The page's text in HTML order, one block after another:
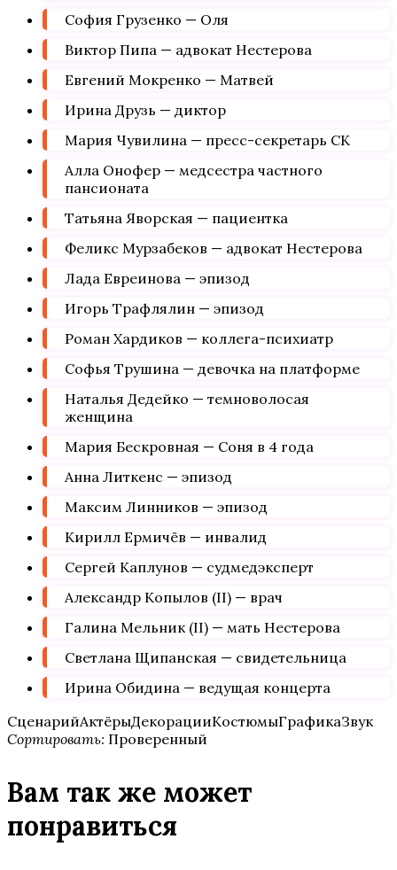
София Грузенко — Оля
Виктор Пипа — адвокат Нестерова
Евгений Мокренко — Матвей
Ирина Друзь — диктор
Мария Чувилина — пресс-секретарь СК
Алла Онофер — медсестра частного
пансионата
Татьяна Яворская — пациентка
Феликс Мурзабеков — адвокат Нестерова
Лада Евреинова — эпизод
Игорь Трафлялин — эпизод
Роман Хардиков — коллега-психиатр
Софья Трушина — девочка на платформе
Наталья Дедейко — темноволосая
женщина
Мария Бескровная — Соня в 4 года
Анна Литкенс — эпизод
Максим Линников — эпизод
Кирилл Ермичёв — инвалид
Сергей Каплунов — судмедэксперт
Александр Копылов (II) — врач
Галина Мельник (II) — мать Нестерова
Светлана Щипанская — свидетельница
Ирина Обидина — ведущая концерта
СценарийАктёрыДекорацииКостюмыГрафикаЗвук
Сортировать: Проверенный
Вам так же может
понравиться